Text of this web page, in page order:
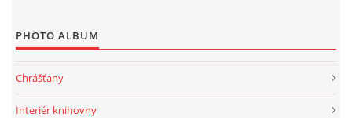
PHOTO ALBUM
Chrášťany
Interiér knihovny